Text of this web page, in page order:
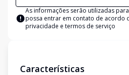
As informações serão utilizadas
possa entrar em contato de acordo
privacidade e termos de serviço
Características